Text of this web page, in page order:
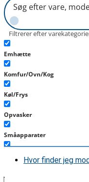
Filtrerer efter
Emhætte
Komfur/Ovn/Kog
Køl/Frys
Opvasker
Småapparater
Støvsuger
Tørretumbler
Hvor finder jeg